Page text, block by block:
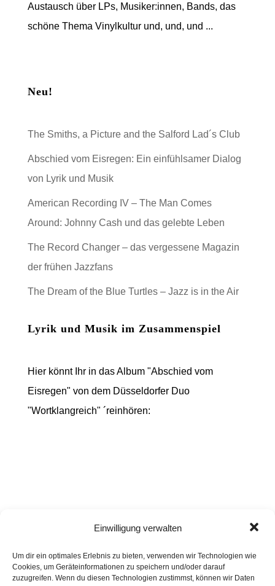
Einwilligung verwalten
Um dir ein optimales Erlebnis zu bieten, verwenden wir Technologien wie
Cookies, um Geräteinformationen zu speichern und/oder darauf
zuzugreifen. Wenn du diesen Technologien zustimmst, können wir Daten
Austausch über LPs, Musiker:innen, Bands, das
schöne Thema Vinylkultur und, und, und ...
Neu!
The Smiths, a Picture and the Salford Lad´s Club
Abschied vom Eisregen: Ein einfühlsamer Dialog
von Lyrik und Musik
American Recording IV – The Man Comes
Around: Johnny Cash und das gelebte Leben
The Record Changer – das vergessene Magazin
der frühen Jazzfans
The Dream of the Blue Turtles – Jazz is in the Air
Lyrik und Musik im Zusammenspiel
Hier könnt Ihr in das Album "Abschied vom
Eisregen" von dem Düsseldorfer Duo
"Wortklangreich" ´reinhören: